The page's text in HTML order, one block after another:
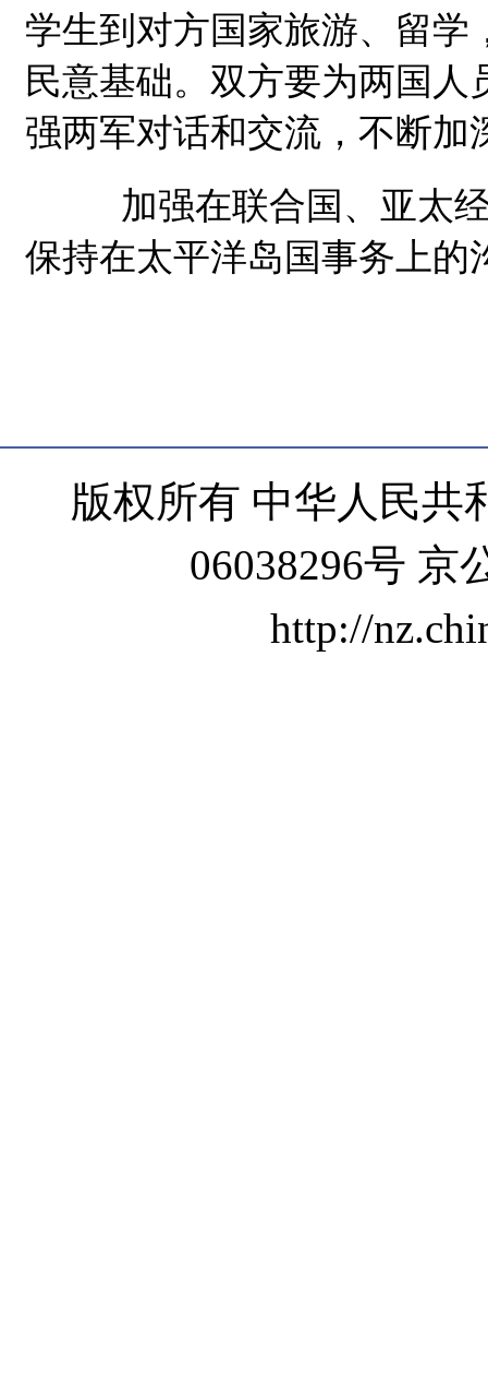
学生到对方国家旅游、留
民意基础。双方要为两国
强两军对话和交流，不断加
加强在联合国、亚太经
保持在太平洋岛国事务上的
版权所有 中华人民共
06038296号 京
http://